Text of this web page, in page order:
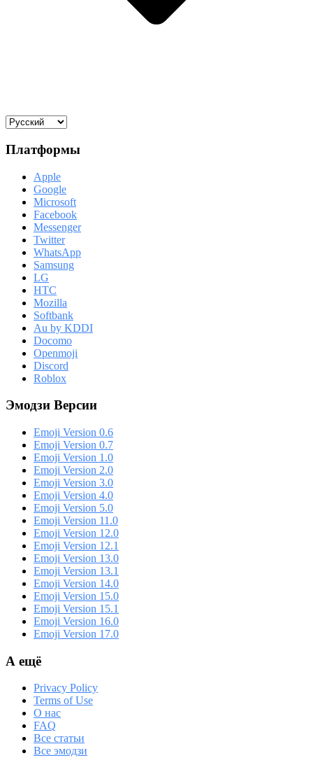
Платформы
Apple
Google
Microsoft
Facebook
Messenger
Twitter
WhatsApp
Samsung
LG
HTC
Mozilla
Softbank
Au by KDDI
Docomo
Openmoji
Discord
Roblox
Эмодзи Версии
Emoji Version 0.6
Emoji Version 0.7
Emoji Version 1.0
Emoji Version 2.0
Emoji Version 3.0
Emoji Version 4.0
Emoji Version 5.0
Emoji Version 11.0
Emoji Version 12.0
Emoji Version 12.1
Emoji Version 13.0
Emoji Version 13.1
Emoji Version 14.0
Emoji Version 15.0
Emoji Version 15.1
Emoji Version 16.0
Emoji Version 17.0
А ещё
Privacy Policy
Terms of Use
О нас
FAQ
Все статьи
Все эмодзи